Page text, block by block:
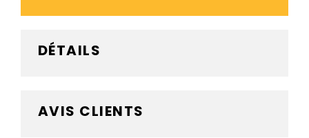
DÉTAILS
AVIS CLIENTS